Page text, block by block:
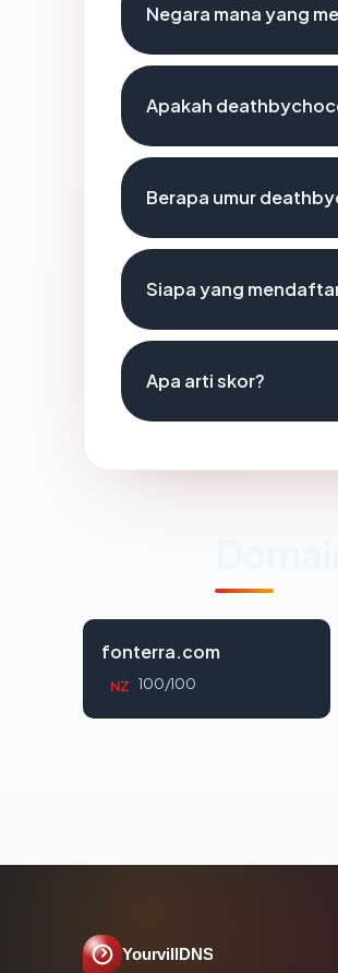
Negara mana yang
Apakah
Berapa umur
Siapa yang
Apa arti skor?
fonterra.com
NZ 100/100
YourvillDNS